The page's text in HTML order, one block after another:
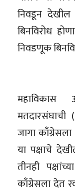
निवडून
बिनविरोध
निवडणूक
महाविकास
मतदारसंघाची
जागा
या पक्षाचे
तीनही
काँग्रेसला देत